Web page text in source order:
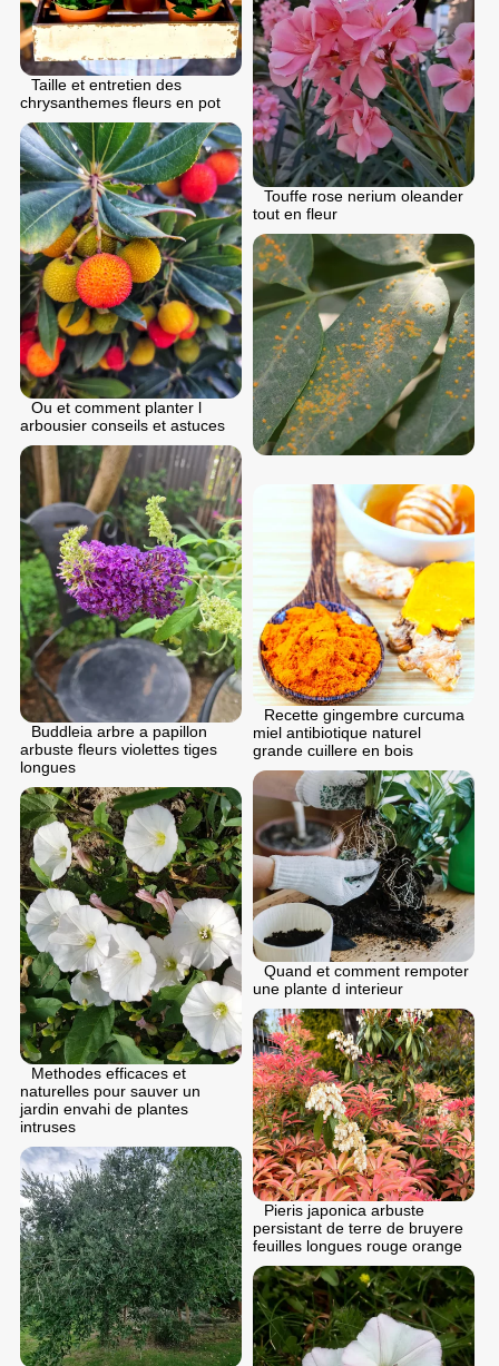
Taille et entretien des
chrysanthemes fleurs en pot
Touffe rose nerium oleander
tout en fleur
Ou et comment planter l
arbousier conseils et astuces
Buddleia arbre a papillon
arbuste fleurs violettes tiges
longues
Recette gingembre curcuma
miel antibiotique naturel
grande cuillere en bois
Quand et comment rempoter
une plante d interieur
Methodes efficaces et
naturelles pour sauver un
jardin envahi de plantes
intruses
Pieris japonica arbuste
persistant de terre de bruyere
feuilles longues rouge orange